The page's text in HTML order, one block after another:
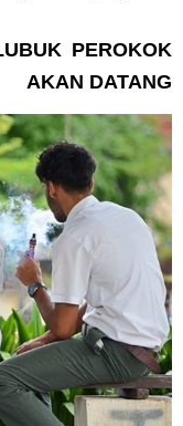
PEROKOK
AKAN DATANG